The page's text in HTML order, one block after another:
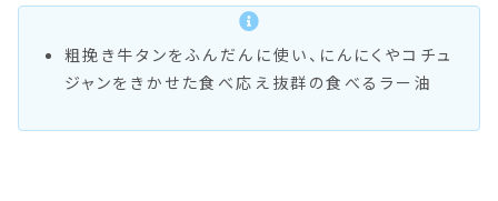
粗挽き牛タンをふんだんに使い、にんにくやコチュ
ジャンをきかせた食べ応え抜群の食べるラー油